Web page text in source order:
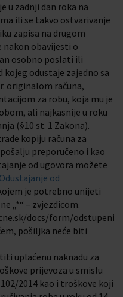
u zadnji dan roka na
ili se takvo ostvarivanje
zapisa na drugom
obavijesti o
osobno poslati ili
odustaje zajedno sa
originalom računa,
za robu, koja mu je
ali najkasnije u roku
(§10 st. 1 Zakona).
kopiju računa za
preporučeno i kao
od ugovora možete
Odustajanje od
je potrebno unijeti
„*“ – zvjezdicom.
docs/form/
pošiljka neće biti
uplaćenu naknadu za
prijevoza u smislu
2014 kao i troškove koji